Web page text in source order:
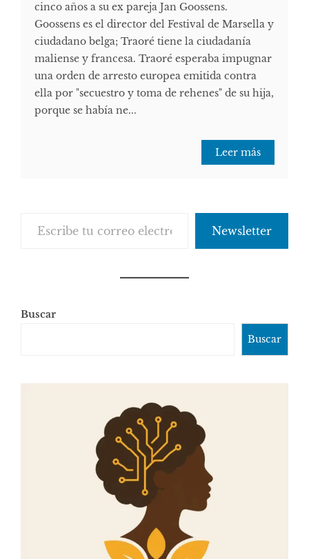
cinco años a su ex pareja Jan Goossens.
Goossens es el director del Festival de Marsella y
ciudadano belga; Traoré tiene la ciudadanía
maliense y francesa. Traoré esperaba impugnar
una orden de arresto europea emitida contra
ella por "secuestro y toma de rehenes" de su hija,
porque se había ne...
Leer más
Newsletter
Buscar
Buscar